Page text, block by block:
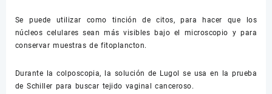
Se puede utilizar como tinción de citos, para hacer que los
núcleos celulares sean más visibles bajo el microscopio y para
conservar muestras de fitoplancton.
Durante la colposcopia, la solución de Lugol se usa en la prueba
de Schiller para buscar tejido vaginal canceroso.